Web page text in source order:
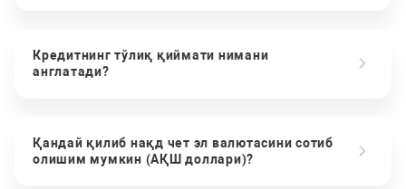
Кредитнинг тўлиқ қиймати нимани
англатади?
Қандай қилиб нақд чет эл валютасини сотиб
олишим мумкин (АҚШ доллари)?